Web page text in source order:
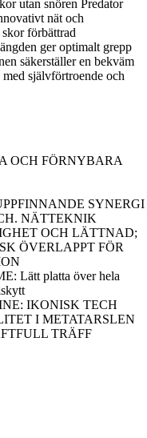
utan snören Predator
nät och
förbättrad
ger optimalt grepp
säkerställer en bekväm
självförtroende och
OCH FÖRNYBARA
SYNERGI
NÄTTEKNIK
OCH LÄTTNAD;
ÖVERLAPPT FÖR
Lätt platta över hela
IKONISK TECH
I METATARSLEN
TRÄFF